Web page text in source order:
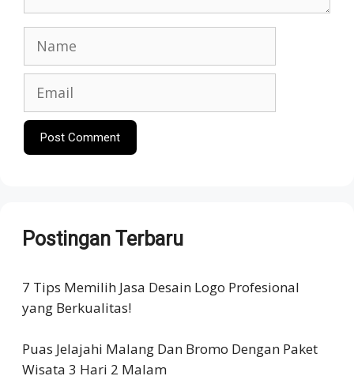
Name
Email
Postingan Terbaru
7 Tips Memilih Jasa Desain Logo Profesional
yang Berkualitas!
Puas Jelajahi Malang Dan Bromo Dengan Paket
Wisata 3 Hari 2 Malam